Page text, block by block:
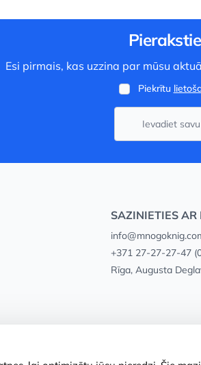
Esi pirmais, kas uzzina par mūsu
Piekrītu
SAZINIETIES AR
+371 27-27-27-47
Rīga, Augusta